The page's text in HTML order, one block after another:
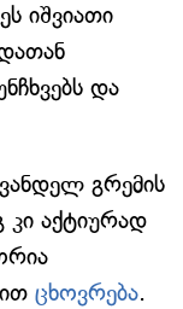
იშვიათი
და
გრემის
აქტიურად
ცხოვრება.